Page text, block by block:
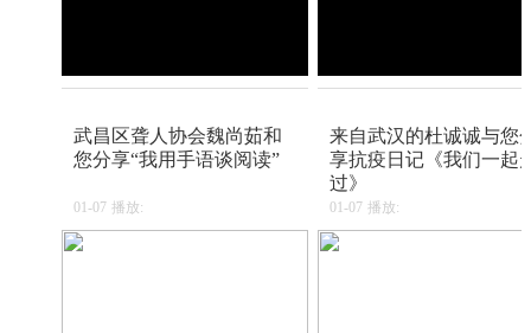
武昌区聋人协会魏尚茹和
您分享“我用手语谈阅读”
01-07 播放:
来自武汉的杜诚诚与您
享抗疫日记《我们一起
过》
01-07 播放: